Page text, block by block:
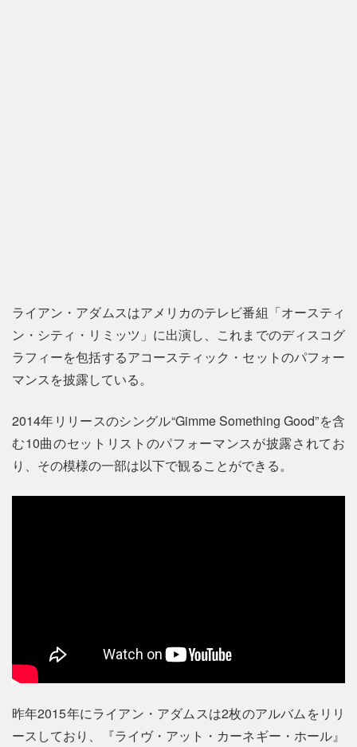
ライアン・アダムスはアメリカのテレビ番組「オースティ
ン・シティ・リミッツ」に出演し、これまでのディスコグ
ラフィーを包括するアコースティック・セットのパフォー
マンスを披露している。
2014年リリースのシングル“Gimme Something Good”を含
む10曲のセットリストのパフォーマンスが披露されてお
り、その模様の一部は以下で観ることができる。
昨年2015年にライアン・アダムスは2枚のアルバムをリリ
ースしており、『ライヴ・アット・カーネギー・ホール』